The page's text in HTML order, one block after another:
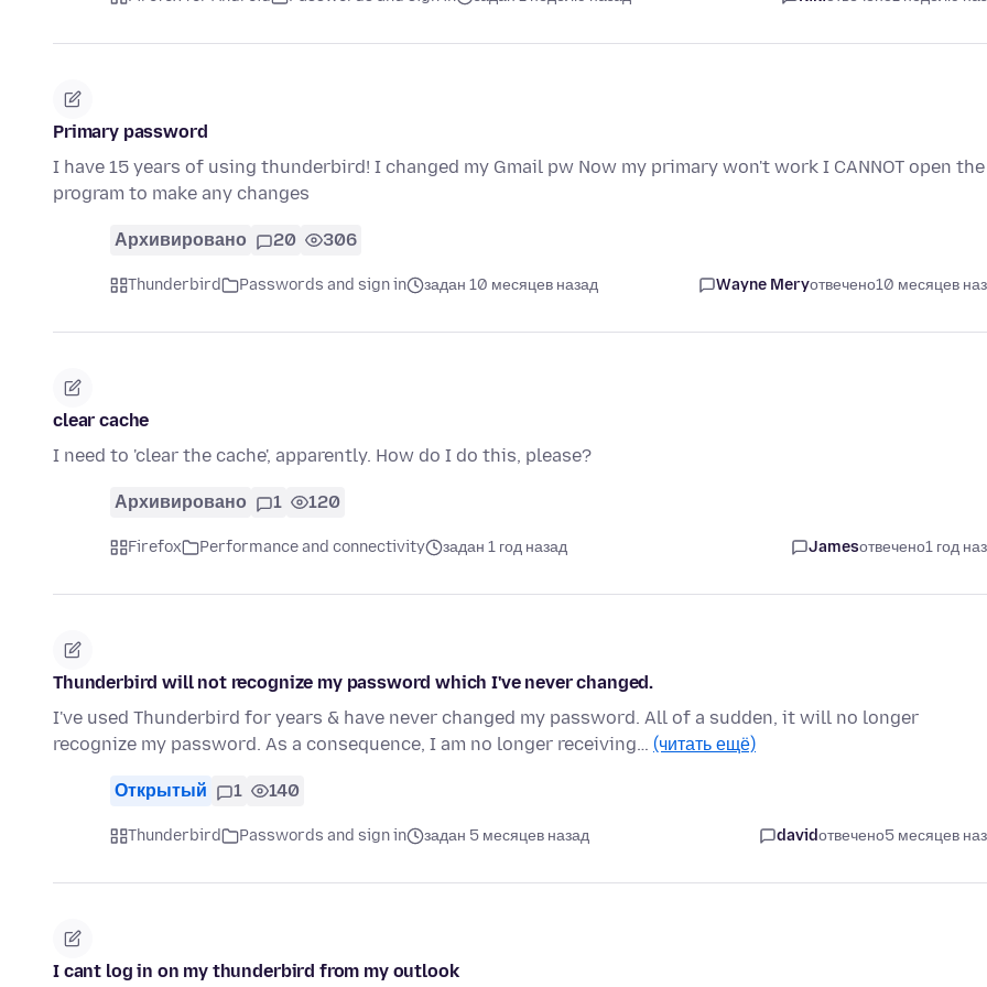
Primary password
I have 15 years of using thunderbird! I changed my Gmail pw Now my primary won't work I CANNOT open the
program to make any changes
Архивировано 20 306
Thunderbird Passwords and sign in задан 10 месяцев назад Wayne Meryотвечено10 месяцев
clear cache
I need to 'clear the cache', apparently. How do I do this, please?
Архивировано 1 120
Firefox Performance and connectivity задан 1 год назад Jamesотвечено1 год
Thunderbird will not recognize my password which I've never changed.
I've used Thunderbird for years & have never changed my password. All of a sudden, it will no longer
recognize my password. As a consequence, I am no longer receiving… (читать ещё)
Открытый 1 140
Thunderbird Passwords and sign in задан 5 месяцев назад davidотвечено5 месяцев
I cant log in on my thunderbird from my outlook